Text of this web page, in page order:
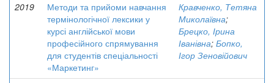
2019
Методи та прийоми навчання
термінологічної лексики у
курсі англійської мови
професійного спрямування
для студентів спеціальності
«Маркетинг»
Кравченко, Тетяна
Миколаївна;
Брецко, Ірина
Іванівна; Бопко,
Ігор Зеновійович